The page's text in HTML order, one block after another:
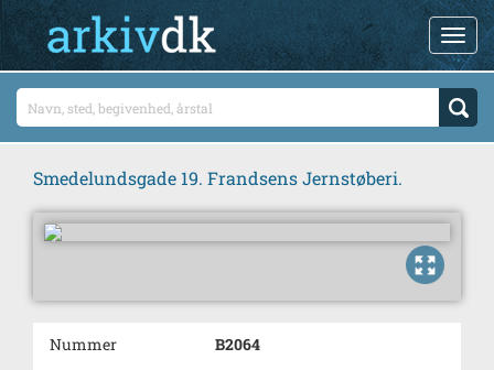
Smedelundsgade 19. Frandsens Jernstøberi.
Nummer
B2064